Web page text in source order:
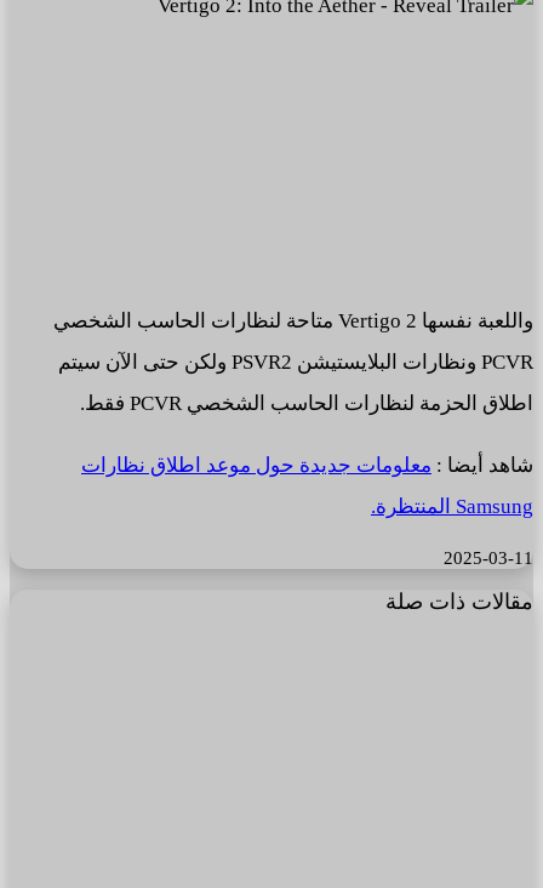
واللعبة نفسها Vertigo 2 متاحة لنظارات الحاسب الشخصي
PCVR ونظارات البلايستيشن PSVR2 ولكن حتى الآن سيتم
اطلاق الحزمة لنظارات الحاسب الشخصي PCVR فقط.
شاهد أيضا : معلومات جديدة حول موعد اطلاق نظارات
Samsung المنتظرة.
2025-03-11
مقالات ذات صلة